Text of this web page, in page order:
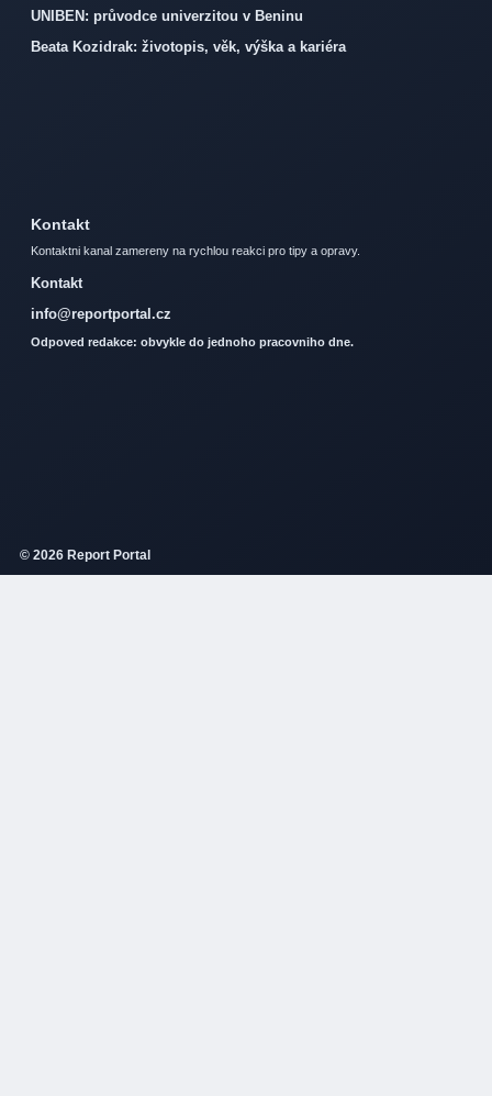
UNIBEN: průvodce univerzitou v Beninu
Beata Kozidrak: životopis, věk, výška a kariéra
Kontakt
Kontaktni kanal zamereny na rychlou reakci pro tipy a opravy.
Kontakt
info@reportportal.cz
Odpoved redakce: obvykle do jednoho pracovniho dne.
© 2026 Report Portal